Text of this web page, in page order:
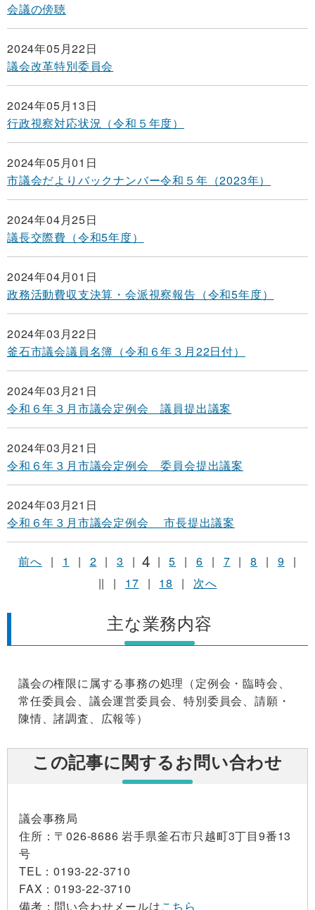
会議の傍聴
2024年05月22日
議会改革特別委員会
2024年05月13日
行政視察対応状況（令和５年度）
2024年05月01日
市議会だよりバックナンバー令和５年（2023年）
2024年04月25日
議長交際費（令和5年度）
2024年04月01日
政務活動費収支決算・会派視察報告（令和5年度）
2024年03月22日
釜石市議会議員名簿（令和６年３月22日付）
2024年03月21日
令和６年３月市議会定例会 議員提出議案
2024年03月21日
令和６年３月市議会定例会 委員会提出議案
2024年03月21日
令和６年３月市議会定例会 市長提出議案
前へ | 1 | 2 | 3 | 4 | 5 | 6 | 7 | 8 | 9
|
||
| 17 | 18 | 次へ
主な業務内容
議会の権限に属する事務の処理（定例会・臨時会、
常任委員会、議会運営委員会、特別委員会、請願・
陳情、諸調査、広報等）
この記事に関するお問い合わせ
議会事務局
住所 ：〒026-8686 岩手県釜石市只越町3丁目9番13
号
TEL ：0193-22-3710
FAX ：0193-22-3710
備考 ：問い合わせメールはこちら